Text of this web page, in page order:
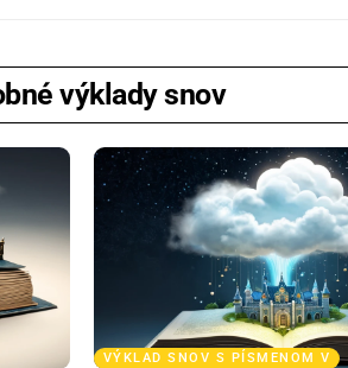
výklady snov
VÝKLAD SNOV S PÍSMENOM V